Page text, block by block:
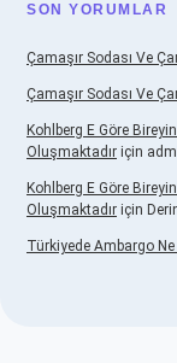
SON YORUMLAR
Çamaşır Sodası Ve
Çamaşır Sodası Ve
Kohlberg E Göre
Oluşmaktadır için
Kohlberg E Göre
Oluşmaktadır için
Türkiyede Ambargo